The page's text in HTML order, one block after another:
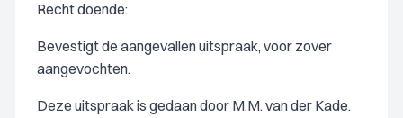
Recht doende:
Bevestigt de aangevallen uitspraak, voor zover
aangevochten.
Deze uitspraak is gedaan door M.M. van der Kade.